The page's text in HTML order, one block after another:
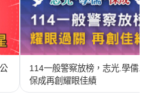
114一般警察放榜，志光.學儒.
保成再創耀眼佳績